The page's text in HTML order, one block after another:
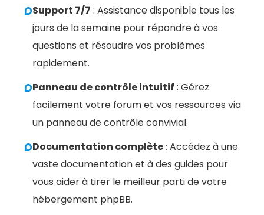
Support 7/7 : Assistance disponible tous les
jours de la semaine pour répondre à vos
questions et résoudre vos problèmes
rapidement.
Panneau de contrôle intuitif : Gérez
facilement votre forum et vos ressources via
un panneau de contrôle convivial.
Documentation complète: Accédez à une
vaste documentation et à des guides pour
vous aider à tirer le meilleur parti de votre
hébergement phpBB.